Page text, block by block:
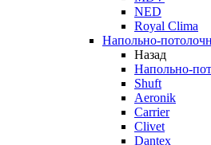
NED
Royal Clima
Напольно-
Назад
Напольно-
Shuft
Aeronik
Carrier
Clivet
Dantex